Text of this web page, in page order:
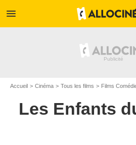
menu
Accueil Cinéma Tous les films Films
Les Enfants